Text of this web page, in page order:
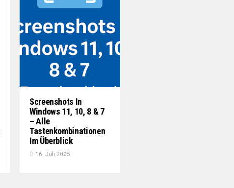
Screenshots In
Windows 11, 10, 8 & 7
– Alle
Tastenkombinationen
Im Überblick
16. Juli 2025